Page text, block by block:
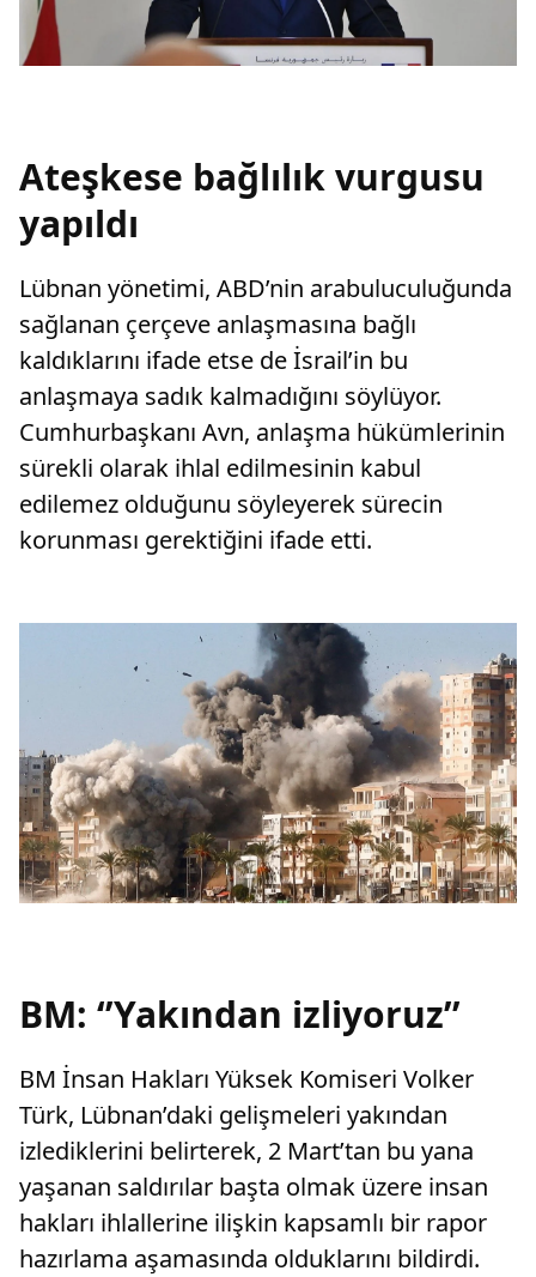
Ateşkese bağlılık vurgusu
yapıldı
Lübnan yönetimi, ABD’nin arabuluculuğunda
sağlanan çerçeve anlaşmasına bağlı
kaldıklarını ifade etse de İsrail’in bu
anlaşmaya sadık kalmadığını söylüyor.
Cumhurbaşkanı Avn, anlaşma hükümlerinin
sürekli olarak ihlal edilmesinin kabul
edilemez olduğunu söyleyerek sürecin
korunması gerektiğini ifade etti.
BM: ‘’Yakından izliyoruz’’
BM İnsan Hakları Yüksek Komiseri Volker
Türk, Lübnan’daki gelişmeleri yakından
izlediklerini belirterek, 2 Mart’tan bu yana
yaşanan saldırılar başta olmak üzere insan
hakları ihlallerine ilişkin kapsamlı bir rapor
hazırlama aşamasında olduklarını bildirdi.